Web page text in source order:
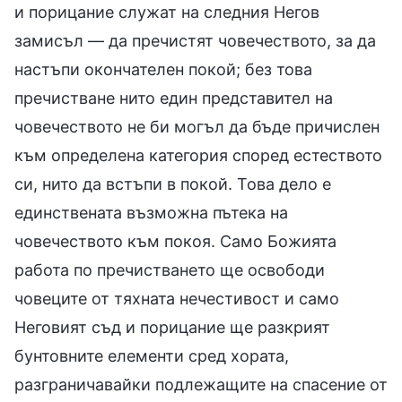
и порицание служат на следния Негов
замисъл — да пречистят човечеството, за да
настъпи окончателен покой; без това
пречистване нито един представител на
човечеството не би могъл да бъде причислен
към определена категория според естеството
си, нито да встъпи в покой. Това дело е
единствената възможна пътека на
човечеството към покоя. Само Божията
работа по пречистването ще освободи
човеците от тяхната нечестивост и само
Неговият съд и порицание ще разкрият
бунтовните елементи сред хората,
разграничавайки подлежащите на спасение от